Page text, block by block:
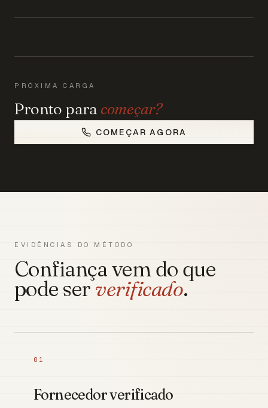
PRÓXIMA CARGA
Pronto para começar?
COMEÇAR AGORA
EVIDÊNCIAS DO MÉTODO
Confiança vem do que
pode serverificado.
01
Fornecedor verificado